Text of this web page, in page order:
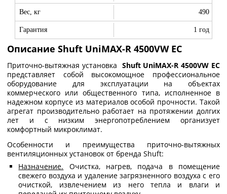
Вес, кг 490
Гарантия 1 год
Описание Shuft UniMAX-R 4500VW EC
Приточно-вытяжная установка Shuft UniMAX-R 4500VW EC
представляет собой высокомощное профессиональное
оборудование для эксплуатации на объектах
коммерческого или общественного типа, исполненное в
надежном корпусе из материалов особой прочности. Такой
агрегат производительно работает на протяжении долгих
лет и с низким энергопотреблением организует
комфортный микроклимат.
Особенности и преимущества приточно-вытяжных
вентиляционных установок от бренда Shuft:
Назначение. Очистка, нагрев, подача в помещение
свежего воздуха и удаление загрязненного воздуха с его
очисткой, извлечением из него тепла и влаги и